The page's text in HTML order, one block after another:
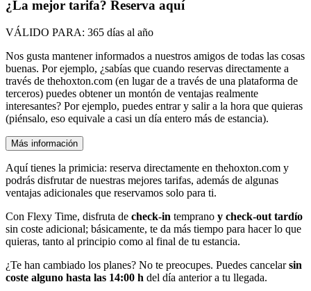
¿La mejor tarifa? Reserva aquí
VÁLIDO PARA: 365 días al año
Nos gusta mantener informados a nuestros amigos de todas las cosas
buenas. Por ejemplo, ¿sabías que cuando reservas directamente a
través de thehoxton.com (en lugar de a través de una plataforma de
terceros) puedes obtener un montón de ventajas realmente
interesantes? Por ejemplo, puedes entrar y salir a la hora que quieras
(piénsalo, eso equivale a casi un día entero más de estancia).
Más información
Aquí tienes la primicia: reserva directamente en thehoxton.com y
podrás disfrutar de nuestras mejores tarifas, además de algunas
ventajas adicionales que reservamos solo para ti.
Con Flexy Time, disfruta de check-in temprano y check-out tardío
sin coste adicional; básicamente, te da más tiempo para hacer lo que
quieras, tanto al principio como al final de tu estancia.
¿Te han cambiado los planes? No te preocupes. Puedes cancelarsin
coste alguno hasta las 14:00 h del día anterior a tu llegada.